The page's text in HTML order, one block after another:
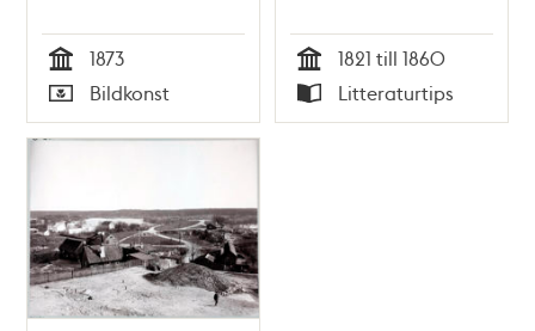
Tid
1873
Typ
Bildkonst Tid
1821 till 1860
Typ
Litteraturtips